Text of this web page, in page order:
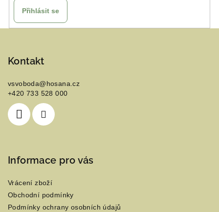
Přihlásit se
Kontakt
vsvoboda@hosana.cz
+420 733 528 000
Informace pro vás
Vrácení zboží
Obchodní podmínky
Podmínky ochrany osobních údajů